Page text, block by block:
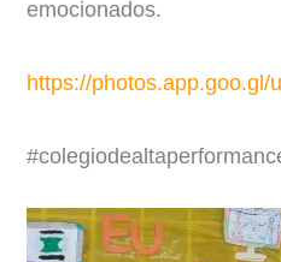
emocionados.
https://photos.app.goo.gl/